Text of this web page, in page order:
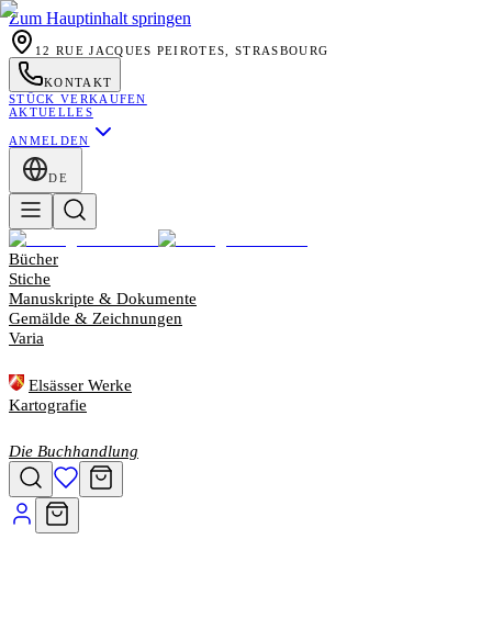
Zum Hauptinhalt springen
12 RUE JACQUES PEIROTES, STRASBOURG
KONTAKT
STÜCK VERKAUFEN
AKTUELLES
ANMELDEN
DE
Bücher
Stiche
Manuskripte & Dokumente
Gemälde & Zeichnungen
Varia
Elsässer Werke
Kartografie
Die Buchhandlung